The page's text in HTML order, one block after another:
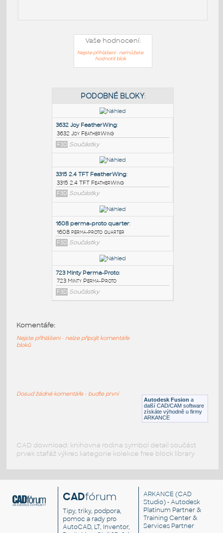
Vaše hodnocení:
Nejste přihlášeni - nemůžete
hodnotit blok
PODOBNÉ BLOKY
3632 Joy FeatherWing
3632 Joy FeatherWing
F3D Součástky
3315 2.4 TFT FeatherWing:
3315 2.4 TFT FeatherWing
F3D Součástky
1608 perma-proto quarter
723 Minty Perma-Proto
Autodesk Fusion a
další CAD/CAM software
získáte výhodně u firmy
ARKANCE
Komentáře:
Nejste přihlášeni - nelze připojit komentáře
bloků
Dosud žádné komentáře - buďte první
CAD download: knihovna rodina symbol detail součást
prvek stafáž výkres kategorie kolekce free block library
CADfórum
Tipy, triky, podpora,
pomoc a rady pro
AutoCAD, LT, Inventor,
ARKANCE (CAD
Studio) - Autodesk
Platinum Partner &
Training Center &
Services Partner